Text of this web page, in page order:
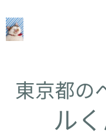
東京都の
ル